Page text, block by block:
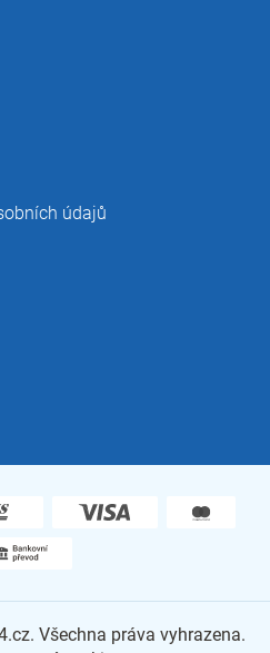
údajů
. Všechna práva vyhrazena.